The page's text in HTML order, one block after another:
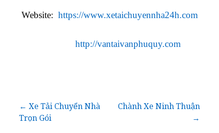
Website: https://www.xetaichuyennha24h.com
http://vantaivanphuquy.com
Điều
← Xe Tải Chuyển Nhà
Trọn Gói
Chành Xe Ninh Thuận
→